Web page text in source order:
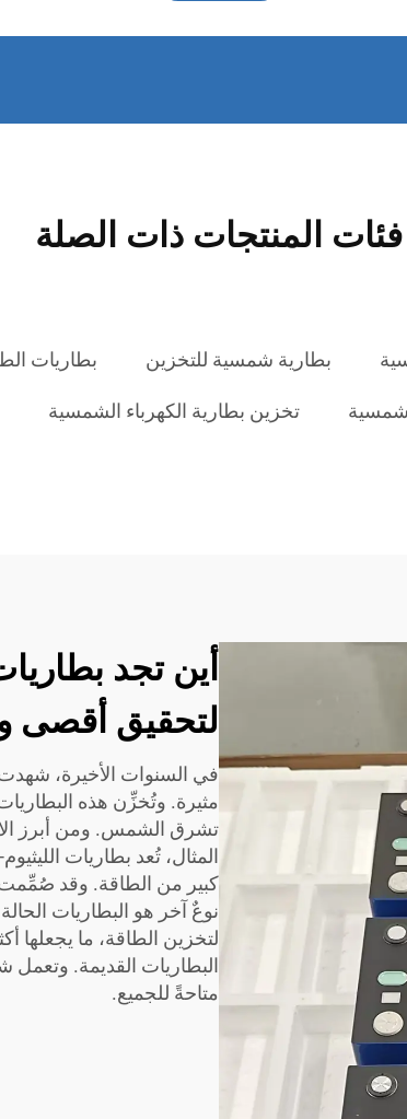
فئات المنتجات ذات الصلة
بطارية شمسية للتخزين بطاريات
شمسية تخزين بطارية الكهرباء الشمسية
أين تجد
لتحقيق أقصى
في السنوات الأخيرة،
مثيرة. وتُخزِّن هذه
تشرق الشمس. ومن أبرز
المثال، تُعد بطاريات
كبير من الطاقة. وقد صُمِّمت
نوعٌ آخر هو البطاريات
لتخزين الطاقة، ما يجعلها
متاحةً للجميع.